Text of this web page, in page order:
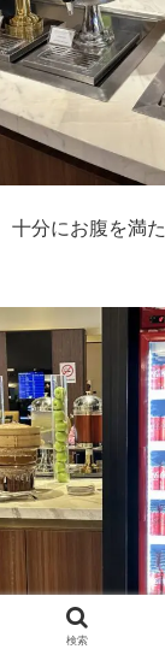
十分にお腹を満
検索